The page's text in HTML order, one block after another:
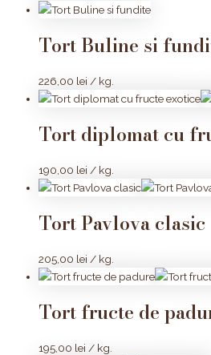
Tort Buline si
226,00 lei / kg.
Tort diplomat cu
190,00 lei / kg.
Tort Pavlova clasic
205,00 lei / kg.
Tort fructe de
195,00 lei / kg.